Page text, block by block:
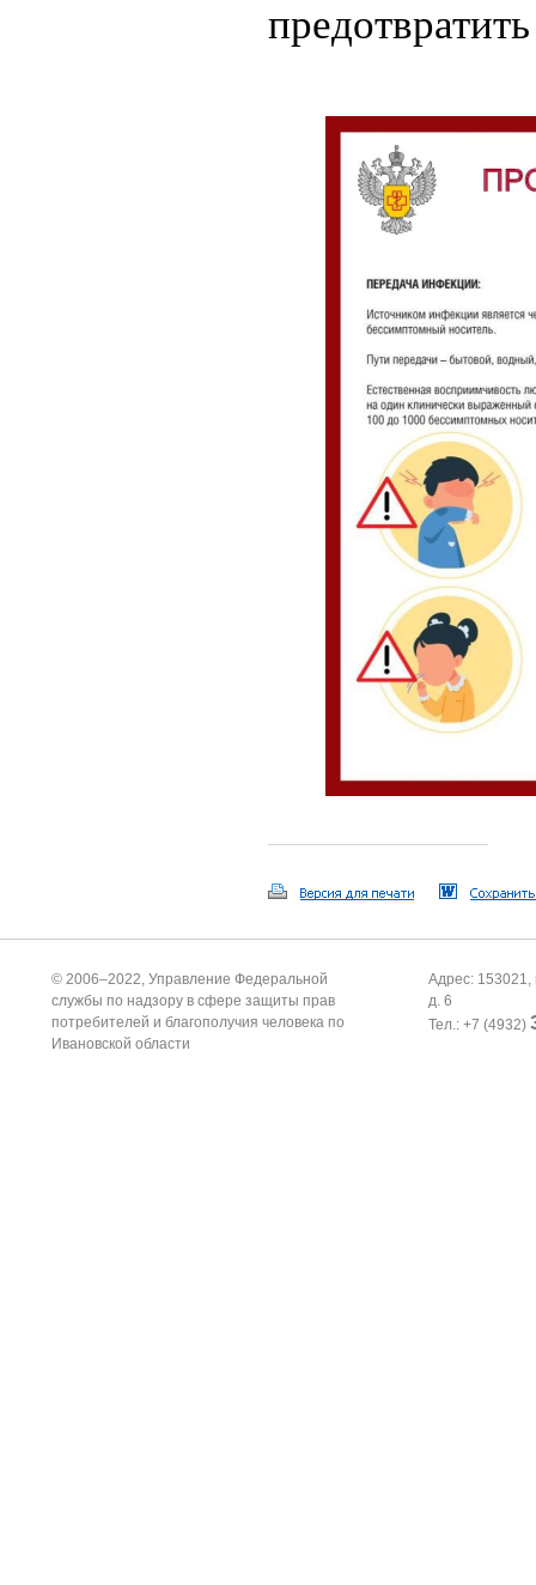
© 2006–2022, Управление Федеральной
службы по надзору в сфере защиты прав
потребителей и благополучия человека по
Ивановской области
Адрес: 153021,
д. 6
Тел.: +7 (4932)